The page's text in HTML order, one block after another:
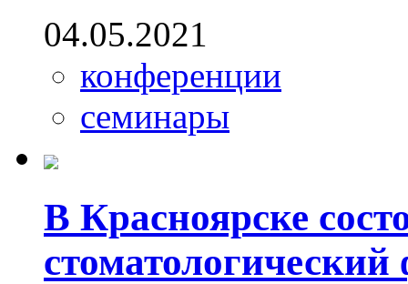
04.05.2021
конференции
семинары
В Красноярске